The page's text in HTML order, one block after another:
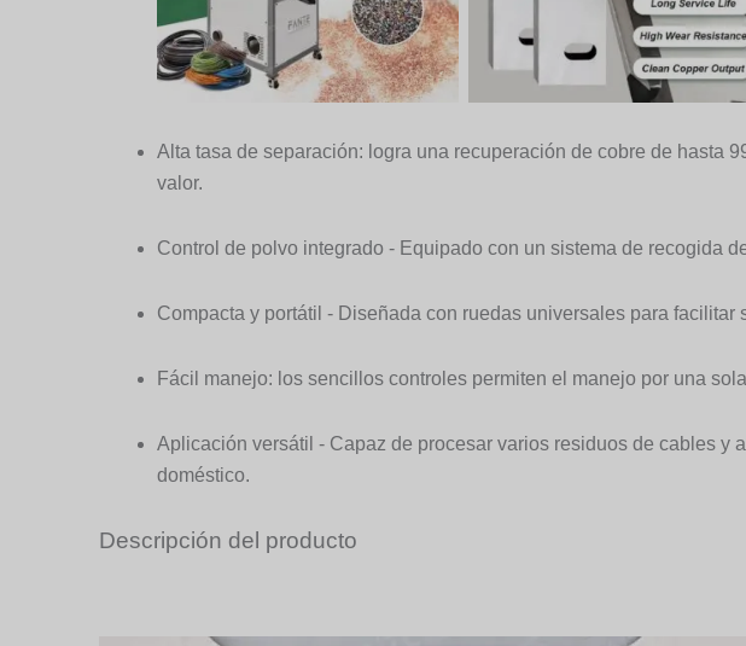
Alta tasa de separación: logra una recuperación de cobre de hasta
valor.
Control de polvo integrado - Equipado con un sistema de recogida
Compacta y portátil - Diseñada con ruedas universales para
Fácil manejo: los sencillos controles permiten el manejo por una
Aplicación versátil - Capaz de procesar varios residuos de cables y
doméstico.
Descripción del producto